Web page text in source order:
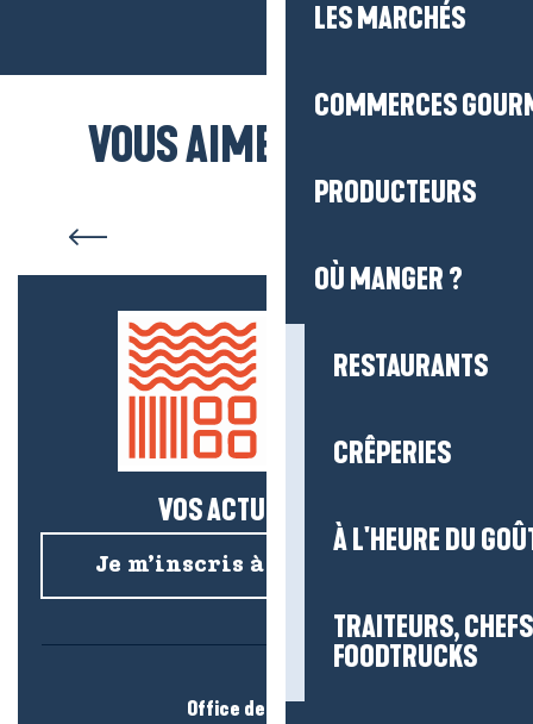
LES MARCHÉS
COMMERCES
PRODUCTEURS
OÙ MANGER ?
RESTAURANTS
CRÊPERIES
À L'HEURE DU
TRAITEURS,
FOODTRUCKS
VOUS AIMEREZ AUSSI
Laura et Vincent, Les Vergers
du Littoral
VOS ACTUS SALÉES !
Je m’inscris à la newsletter
Office de tourisme